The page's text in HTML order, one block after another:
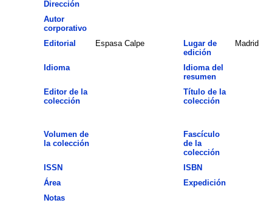
Dirección
Autor
corporativo
Editorial
Espasa Calpe
Lugar de
edición
Madrid
Idioma
Idioma del
resumen
Editor de la
colección
Título de la
colección
Volumen de
la colección
Fascículo
de la
colección
ISSN
ISBN
Área
Expedición
Notas